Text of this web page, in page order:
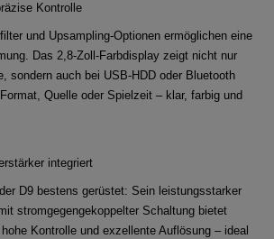
Kontrolle
und Upsampling-Optionen ermöglichen eine
Das 2,8-Zoll-Farbdisplay zeigt nicht nur
sondern auch bei USB-HDD oder Bluetooth
Quelle oder Spielzeit – klar, farbig und
integriert
D9 bestens gerüstet: Sein leistungsstarker
stromgegengekoppelter Schaltung bietet
Kontrolle und exzellente Auflösung – ideal